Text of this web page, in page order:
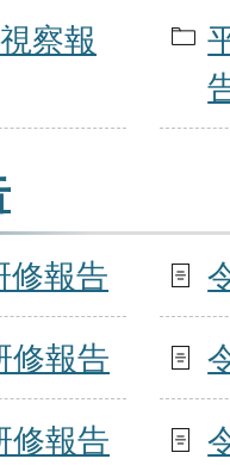
察報
修報告
修報告
修報告